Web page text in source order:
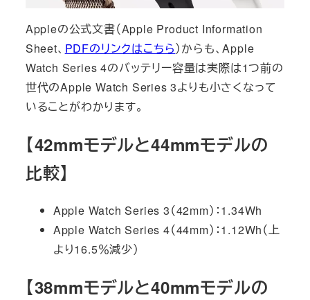
Appleの公式文書（Apple Product Information
Sheet、 PDFのリンクはこちら）からも、Apple
Watch Series 4のバッテリー容量は実際は1つ前の
世代のApple Watch Series 3よりも小さくなって
いることがわかります。
【42mmモデルと44mmモデルの
比較】
Apple Watch Series 3（42mm）：1.34Wh
Apple Watch Series 4（44mm）：1.12Wh（上
より16.5％減少）
【38mmモデルと40mmモデルの